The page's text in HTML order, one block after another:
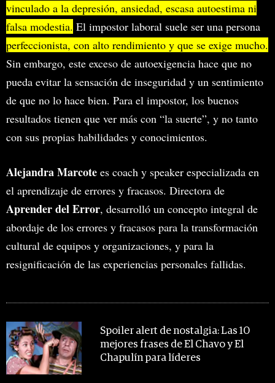
vinculado a la depresión, ansiedad, escasa autoestima ni
falsa modestia. El impostor laboral suele ser una persona
perfeccionista, con alto rendimiento y que se exige mucho.
Sin embargo, este exceso de autoexigencia hace que no
pueda evitar la sensación de inseguridad y un sentimiento
de que no lo hace bien. Para el impostor, los buenos
resultados tienen que ver más con “la suerte”, y no tanto
con sus propias habilidades y conocimientos.
Alejandra Marcote es coach y speaker especializada en
el aprendizaje de errores y fracasos. Directora de
Aprender del Error, desarrolló un concepto integral de
abordaje de los errores y fracasos para la transformación
cultural de equipos y organizaciones, y para la
resignificación de las experiencias personales fallidas.
Spoiler alert de nostalgia: Las 10
mejores frases de El Chavo y El
Chapulín para líderes